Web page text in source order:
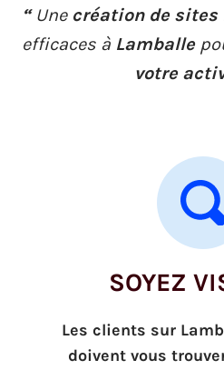
“Une création de
efficaces à Lamballe
votre
SOYEZ
Les clients sur
doivent vous